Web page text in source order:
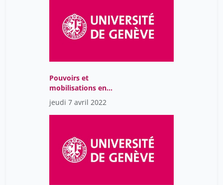
Pouvoirs et
mobilisations en
Amérique Latine : Une
perspective
interdisciplinaire
jeudi 7 avril 2022